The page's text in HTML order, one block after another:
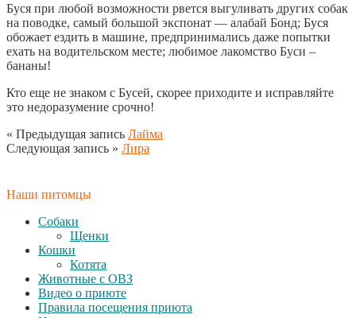
Буся при любой возможности рвется выгуливать других собак
на поводке, самый большой экспонат — алабай Бонд; Буся
обожает ездить в машине, предпринимались даже попытки
ехать на водительском месте; любимое лакомство Буси –
бананы!
Кто еще не знаком с Бусей, скорее приходите и исправляйте
это недоразумение срочно!
« Предыдущая запись Лайма
Следующая запись » Лира
Наши питомцы
Собаки
Щенки
Кошки
Котята
Животные с ОВЗ
Видео о приюте
Правила посещения приюта